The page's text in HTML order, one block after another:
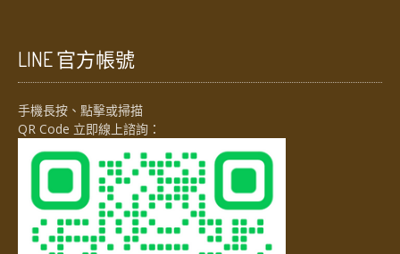
LINE 官方帳號
手機長按、點擊或掃描
QR Code 立即線上諮詢：